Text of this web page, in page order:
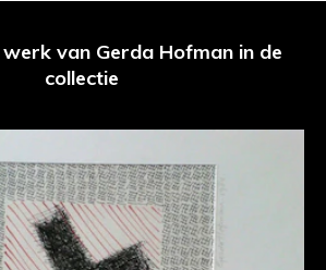
van Gerda Hofman in de
collectie